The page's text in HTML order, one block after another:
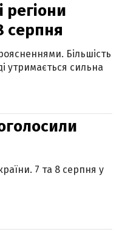
регіони
серпня
Більшість
утримається сильна
7 та 8 серпня у